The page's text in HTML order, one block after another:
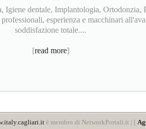
Igiene dentale, Implantologia, Ortodonzia,
esperienza e macchinari
soddisfazione totale....
[read more]
è membro di NetworkPortali.it | [